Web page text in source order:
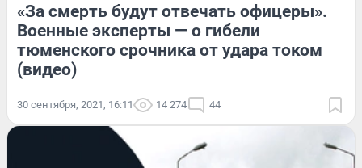
«За смерть будут отвечать офицеры».
Военные эксперты — о гибели
тюменского срочника от удара током
(видео)
30 сентября, 2021, 16:11 14 274 44